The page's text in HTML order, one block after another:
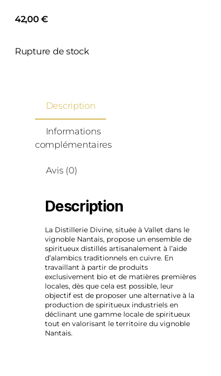
42,00€
Rupture de stock
Description
Informations
complémentaires
Avis (0)
Description
La Distillerie Divine, située à Vallet dans le
vignoble Nantais, propose un ensemble de
spiritueux distillés artisanalement à l’aide
d’alambics traditionnels en cuivre. En
travaillant à partir de produits
exclusivement bio et de matières premières
locales, dès que cela est possible, leur
objectif est de proposer une alternative à la
production de spiritueux industriels en
déclinant une gamme locale de spiritueux
tout en valorisant le territoire du vignoble
Nantais.